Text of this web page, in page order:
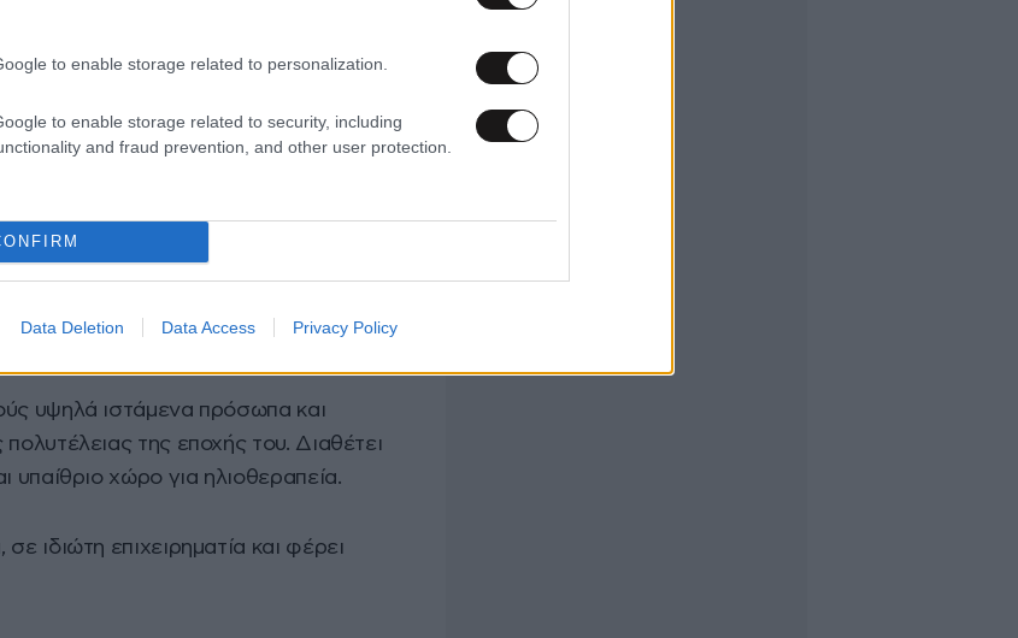
to enable storage related to personalization.
to enable storage related to security, including
and fraud prevention, and other user protection.
Data Deletion Data Access Privacy Policy
της δεκαετίας του 1980.
υψηλά ιστάμενα πρόσωπα και
της εποχής του. Διαθέτει
υπαίθριο χώρο για ηλιοθεραπεία.
ιδιώτη επιχειρηματία και φέρει